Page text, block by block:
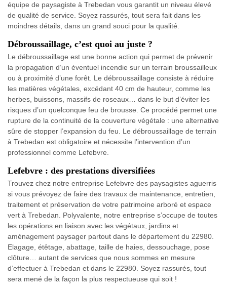
équipe de paysagiste à Trebedan vous garantit un niveau élevé
de qualité de service. Soyez rassurés, tout sera fait dans les
moindres détails, dans un grand souci pour la qualité.
Débroussaillage, c’est quoi au juste ?
Le débroussaillage est une bonne action qui permet de prévenir
la propagation d’un éventuel incendie sur un terrain broussailleux
ou à proximité d’une forêt. Le débroussaillage consiste à réduire
les matières végétales, excédant 40 cm de hauteur, comme les
herbes, buissons, massifs de roseaux… dans le but d’éviter les
risques d’un quelconque feu de brousse. Ce procédé permet une
rupture de la continuité de la couverture végétale : une alternative
sûre de stopper l’expansion du feu. Le débroussaillage de terrain
à Trebedan est obligatoire et nécessite l’intervention d’un
professionnel comme Lefebvre.
Lefebvre : des prestations diversifiées
Trouvez chez notre entreprise Lefebvre des paysagistes aguerris
si vous prévoyez de faire des travaux de maintenance, entretien,
traitement et préservation de votre patrimoine arboré et espace
vert à Trebedan. Polyvalente, notre entreprise s’occupe de toutes
les opérations en liaison avec les végétaux, jardins et
aménagement paysager partout dans le département du 22980.
Elagage, étêtage, abattage, taille de haies, dessouchage, pose
clôture… autant de services que nous sommes en mesure
d’effectuer à Trebedan et dans le 22980. Soyez rassurés, tout
sera mené de la façon la plus respectueuse qui soit !